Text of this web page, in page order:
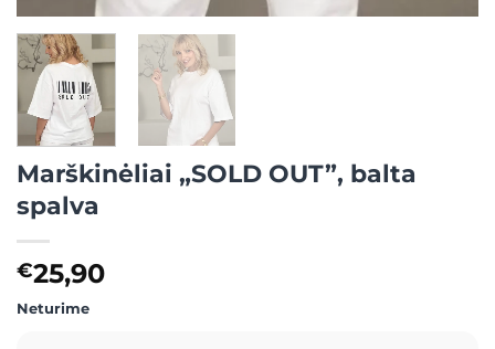
Marškinėliai „SOLD OUT”, balta
spalva
€25,90
Neturime